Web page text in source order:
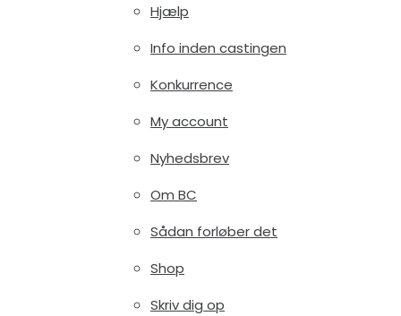
Hjælp
Info inden castingen
Konkurrence
My account
Nyhedsbrev
Om BC
Sådan forløber det
Shop
Skriv dig op